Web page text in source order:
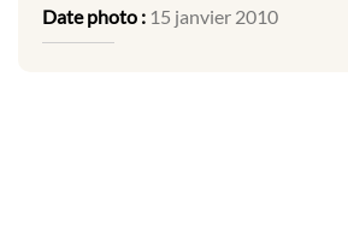
Date photo : 15 janvier 2010